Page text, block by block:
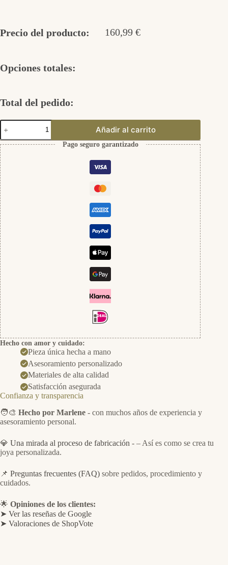
Precio del producto: 160,99 €
Opciones totales:
Total del pedido:
Set
Zoe
aus
925er
Silber
cantidad
Añadir al carrito
Pago seguro garantizado
Hecho con amor y cuidado:
Pieza única hecha a mano
Asesoramiento personalizado
Materiales de alta calidad
Satisfacción asegurada
Confianza y transparencia
🧑‍🎨 Hecho por Marlene - con muchos años de experiencia y
asesoramiento personal.
💎 Una mirada al proceso de fabricación - – Así es como se crea tu
joya personalizada.
📌 Preguntas frecuentes (FAQ) sobre pedidos, procedimiento y
cuidados.
🌟 Opiniones de los clientes:
➤ Ver las reseñas de Google
➤ Valoraciones de ShopVote